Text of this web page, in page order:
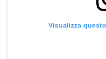
Visualizza